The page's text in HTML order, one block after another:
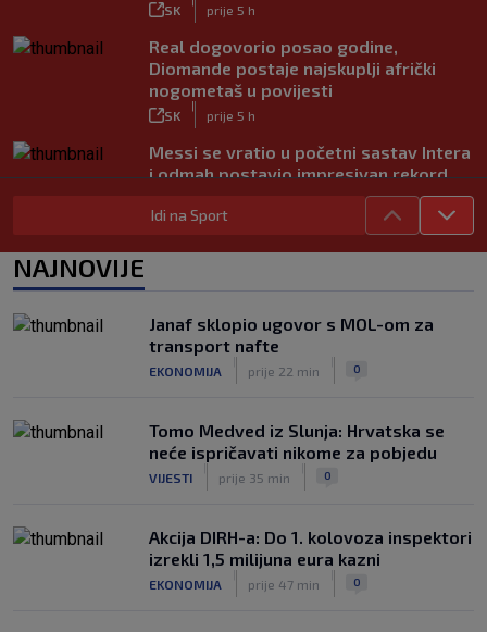
SK prije 5 h
Real dogovorio posao godine,
Diomande postaje najskuplji afrički
nogometaš u povijesti
SK prije 5 h
Messi se vratio u početni sastav Intera
i odmah postavio impresivan rekord
Novo Dinamovo pojačanje ubrzo
potpisuje, prvo će igrati u Lekinoj
Idi na Sport
NAJNOVIJE
Janaf sklopio ugovor s MOL-om za
transport nafte
EKONOMIJA prije 22 min 0
Tomo Medved iz Slunja: Hrvatska se
neće ispričavati nikome za pobjedu
VIJESTI prije 35 min 0
Akcija DIRH-a: Do 1. kolovoza inspektori
izrekli 1,5 milijuna eura kazni
EKONOMIJA prije 47 min 0